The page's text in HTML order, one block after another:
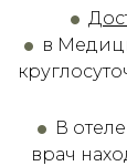
в
В
врач